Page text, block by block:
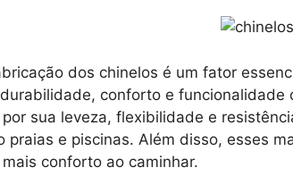
dos chinelos é um fator
conforto e funcionalidade
sua leveza, flexibilidade e
praias e piscinas. Além disso, esses
conforto ao caminhar.